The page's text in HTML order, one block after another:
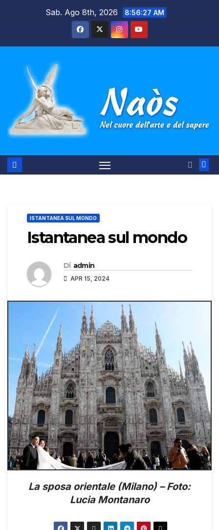
Sab. Ago 8th, 2026 8:56:27 AM
ISTANTANEA SUL MONDO
Istantanea sul mondo
Di admin
APR 15, 2024
La sposa orientale (Milano) – Foto:
Lucia Montanaro